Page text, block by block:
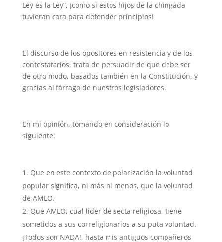
Ley es la Ley”, ¡como si estos hijos de la chingada
tuvieran cara para defender principios!
El discurso de los opositores en resistencia y de los
contestatarios, trata de persuadir de que debe ser
de otro modo, basados también en la Constitución, y
gracias al fárrago de nuestros legisladores.
En mi opinión, tomando en consideración lo
siguiente:
Que en este contexto de polarización la voluntad
popular significa, ni más ni menos, que la voluntad
de AMLO.
Que AMLO, cual líder de secta religiosa, tiene
sometidos a sus correligionarios a su puta voluntad.
¡Todos son NADA!, hasta mis antiguos compañeros